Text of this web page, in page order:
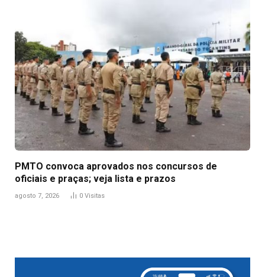
PMTO convoca aprovados nos concursos de
oficiais e praças; veja lista e prazos
agosto 7, 2026 0 Visitas